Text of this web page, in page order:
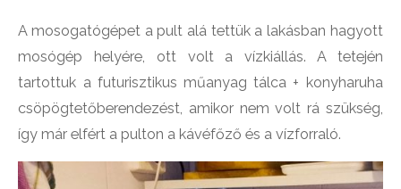
A mosogatógépet a pult alá tettük a lakásban hagyott
mosógép helyére, ott volt a vízkiállás. A tetején
tartottuk a futurisztikus műanyag tálca + konyharuha
csöpögtetőberendezést, amikor nem volt rá szükség,
így már elfért a pulton a kávéfőző és a vízforraló.